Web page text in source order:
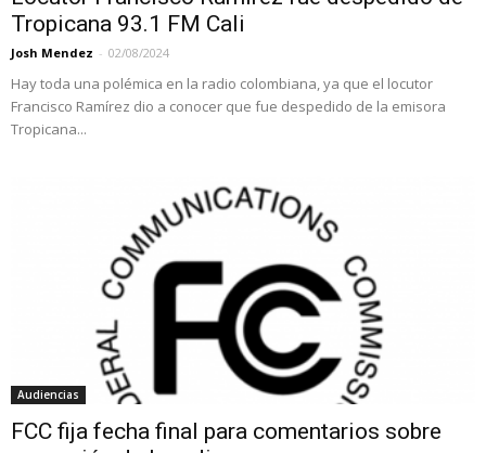
Tropicana 93.1 FM Cali
Josh Mendez - 02/08/2024
Hay toda una polémica en la radio colombiana, ya que el locutor
Francisco Ramírez dio a conocer que fue despedido de la emisora
Tropicana...
Audiencias
FCC fija fecha final para comentarios sobre